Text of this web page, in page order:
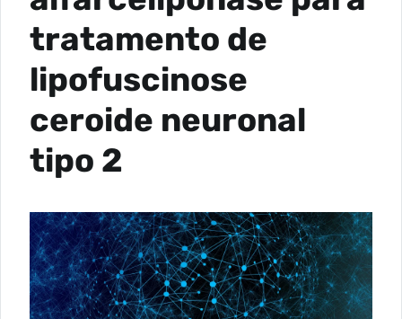
tratamento de
lipofuscinose
ceroide neuronal
tipo 2